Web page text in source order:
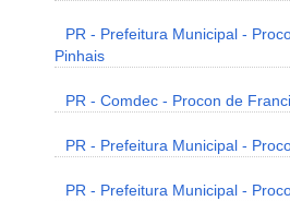
PR - Prefeitura Municipal -
Pinhais
PR - Comdec - Procon de
PR - Prefeitura Municipal -
PR - Prefeitura Municipal -